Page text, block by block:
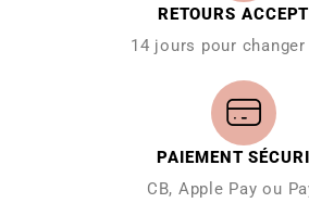
RETOURS
14 jours pour changer
PAIEMENT
CB, Apple Pay ou